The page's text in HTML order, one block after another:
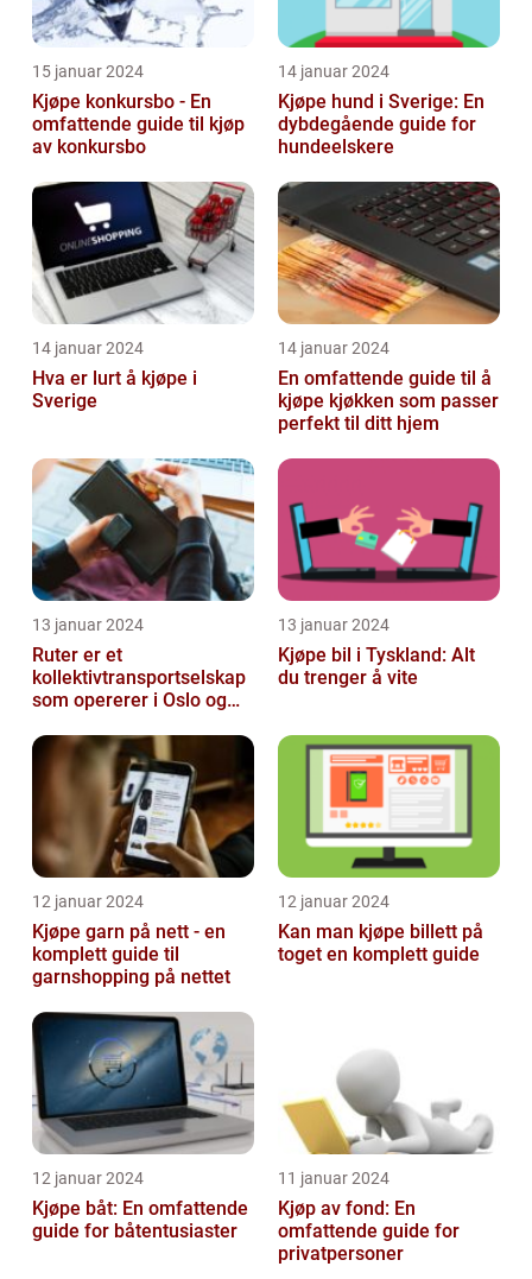
15 januar 2024
Kjøpe konkursbo - En
omfattende guide til kjøp
av konkursbo
14 januar 2024
Kjøpe hund i Sverige: En
dybdegående guide for
hundeelskere
14 januar 2024
Hva er lurt å kjøpe i
Sverige
14 januar 2024
En omfattende guide til å
kjøpe kjøkken som passer
perfekt til ditt hjem
13 januar 2024
Ruter er et
kollektivtransportselskap
som opererer i Oslo og
13 januar 2024
Kjøpe bil i Tyskland: Alt
du trenger å vite
12 januar 2024
Kjøpe garn på nett - en
komplett guide til
garnshopping på nettet
12 januar 2024
Kan man kjøpe billett på
toget en komplett guide
12 januar 2024
Kjøpe båt: En omfattende
guide for båtentusiaster
11 januar 2024
Kjøp av fond: En
omfattende guide for
privatpersoner